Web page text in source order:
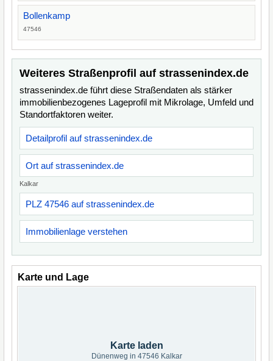
Bollenkamp
47546
Weiteres Straßenprofil auf strassenindex.de
strassenindex.de führt diese Straßendaten als stärker
immobilienbezogenes Lageprofil mit Mikrolage, Umfeld und
Standortfaktoren weiter.
Detailprofil auf strassenindex.de
Ort auf strassenindex.de
Kalkar
PLZ 47546 auf strassenindex.de
Immobilienlage verstehen
Karte und Lage
Karte laden
Dünenweg in 47546 Kalkar